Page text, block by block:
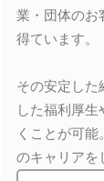
業・団体のお
得ています。
その安定した
した福利厚
くことが可
のキャリアを